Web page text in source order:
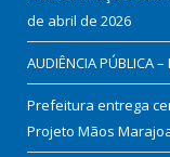
de abril de 2026
AUDIÊNCIA PÚBLICA
Prefeitura entrega
Projeto Mãos